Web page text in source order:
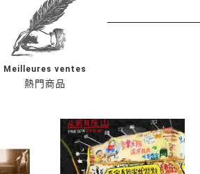
熱門商品
Meilleures ventes